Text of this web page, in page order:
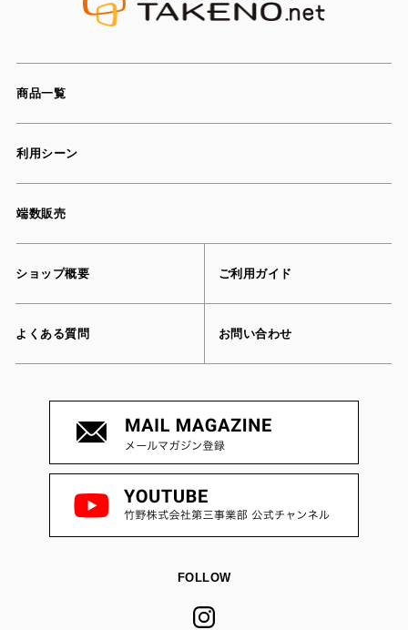
商品一覧
利用シーン
端数販売
ショップ概要 ご利用ガイド
よくある質問 お問い合わせ
FOLLOW